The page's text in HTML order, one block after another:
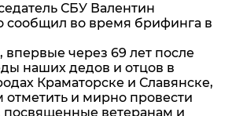
СБУ Валентин
сообщил во время брифинга в
через 69 лет после
наших дедов и отцов в
Краматорске и Славянске,
и мирно провести
посвященные ветеранам и